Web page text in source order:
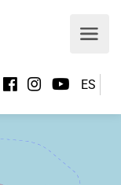
ES